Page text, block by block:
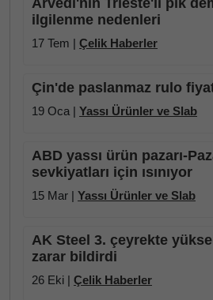
Arvedi'nin Trieste'li pik
ilgilenme nedenleri
17 Tem | Çelik Haberler
Çin'de paslanmaz rulo
19 Oca | Yassı Ürünler ve Slab
ABD yassı ürün pazarı-
sevkiyatları için ısınıyor
15 Mar | Yassı Ürünler ve Slab
AK Steel 3. çeyrekte
zarar bildirdi
26 Eki | Çelik Haberler